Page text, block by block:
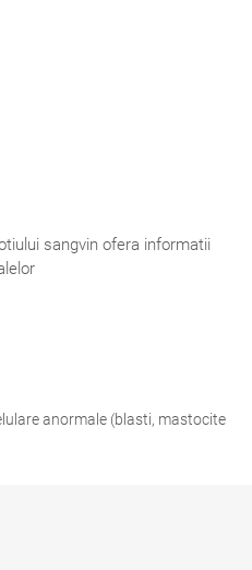
sangvin ofera informatii
anormale (blasti, mastocite